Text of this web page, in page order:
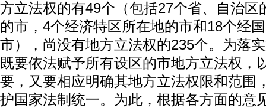
方立法权的有49个（包括27个省、自治区
的市，4个经济特区所在地的市和18个经
市），尚没有地方立法权的235个。为落
既要依法赋予所有设区的市地方立法权，
要，又要相应明确其地方立法权限和范围
护国家法制统一。为此，根据各方面的意